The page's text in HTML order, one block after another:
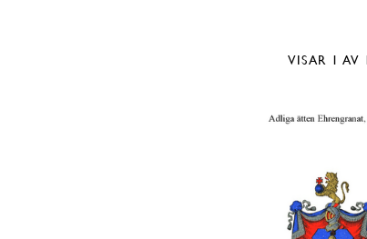
VISAR 1 AV